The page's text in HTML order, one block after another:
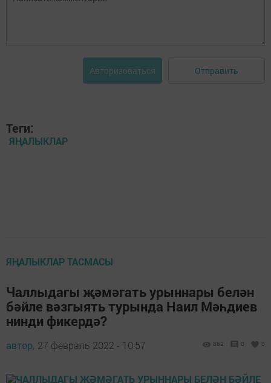
Авторизоваться Отправить
Теги:
ЯҢАЛЫКЛАР
ЯҢАЛЫКЛАР ТАСМАСЫ
Чаллыдагы җәмәгать урыннары белән
бәйле вәзгыять турында Наил Мәһдиев
нинди фикердә?
автор, 27 февраль 2022 - 10:57 862 0 0